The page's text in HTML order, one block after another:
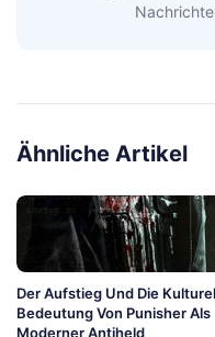
Ähnliche Artikel
Der Aufstieg Und Die
Bedeutung Von Punisher Als
Moderner Antiheld